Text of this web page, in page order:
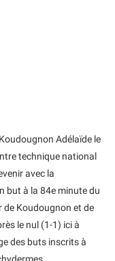
Adélaïde le
technique national
avec la
but à la 84e minute du
Koudougnon et de
le nul (1-1) ici à
des buts inscrits à